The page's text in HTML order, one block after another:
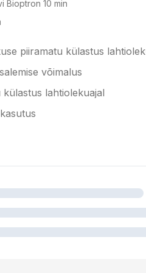
Bioptron 10 min
piiramatu külastus
võimalus
lahtiolekuajal